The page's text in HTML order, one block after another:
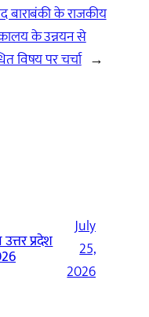
बाराबंकी के राजकीय
के उन्नयन से
विषय पर चर्चा →
प्रदेश
July
25,
2026